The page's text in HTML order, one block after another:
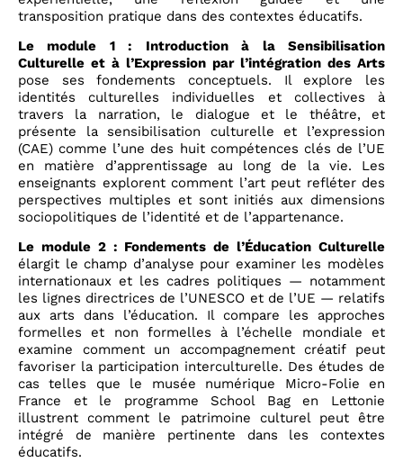
transposition pratique dans des contextes éducatifs.
Le module 1 : Introduction à la Sensibilisation
Culturelle et à l’Expression par l’intégration des Arts
pose ses fondements conceptuels. Il explore les
identités culturelles individuelles et collectives à
travers la narration, le dialogue et le théâtre, et
présente la sensibilisation culturelle et l’expression
(CAE) comme l’une des huit compétences clés de l’UE
en matière d’apprentissage au long de la vie. Les
enseignants explorent comment l’art peut refléter des
perspectives multiples et sont initiés aux dimensions
sociopolitiques de l’identité et de l’appartenance.
Le module 2 : Fondements de l’Éducation Culturelle
élargit le champ d’analyse pour examiner les modèles
internationaux et les cadres politiques — notamment
les lignes directrices de l’UNESCO et de l’UE — relatifs
aux arts dans l’éducation. Il compare les approches
formelles et non formelles à l’échelle mondiale et
examine comment un accompagnement créatif peut
favoriser la participation interculturelle. Des études de
cas telles que le musée numérique Micro-Folie en
France et le programme School Bag en Lettonie
illustrent comment le patrimoine culturel peut être
intégré de manière pertinente dans les contextes
éducatifs.